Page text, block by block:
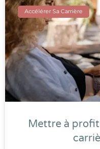
Accélérer Sa Carrière
Mettre à profit